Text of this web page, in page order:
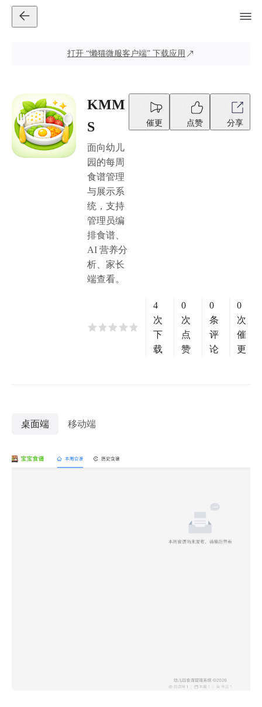
打开 “懒猫微服客户端” 下载应用
KMM
S
面向幼儿
园的每周
食谱管理
与展示系
统，支持
管理员编
排食谱、
AI 营养分
析、家长
端查看。
催更 点赞 分享
4
次
下
载
0
次
点
赞
0
条
评
论
0
次
催
更
桌面端 移动端